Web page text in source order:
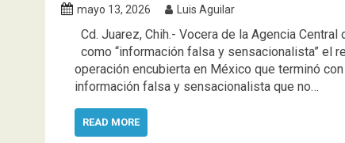
mayo 13, 2026 Luis Aguilar
Cd. Juarez, Chih.- Vocera de la Agencia
como “información falsa y sensacionalista” el
operación encubierta en México que terminó
información falsa y sensacionalista que no…
READ MORE